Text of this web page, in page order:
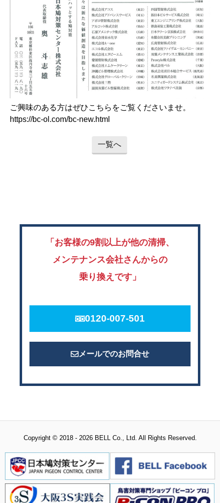
ご興味のある方はぜひこちらをご覧くださいませ。
https://bc-ol.com/bc-new.html
一覧へ
「お客様の9割以上が他の清掃、
メンテナンス会社さんからの
乗り換えです」
0120-007-501
メールでのお問合せ
Copyright © 2018 - 2026 BELL Co., Ltd. All Rights Reserved.